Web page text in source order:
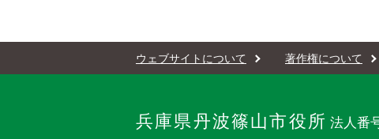
ウェブサイトについて 著作権について
兵庫県丹波篠山市役所 法人番